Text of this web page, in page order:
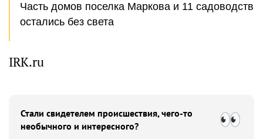
Часть домов поселка Маркова и 11 садоводств
остались без света
IRK.ru
Стали свидетелем происшествия, чего-то
необычного и интересного?